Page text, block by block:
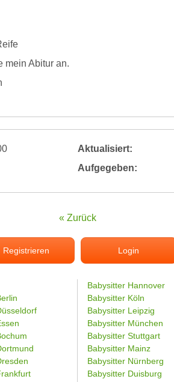
mein Abitur an.
Aktualisiert:
Aufgegeben:
« Zurück
Registrieren Login
Babysitter Hannover
Babysitter Köln
Babysitter Leipzig
Babysitter München
Babysitter Stuttgart
Babysitter Mainz
Babysitter Nürnberg
Babysitter Duisburg